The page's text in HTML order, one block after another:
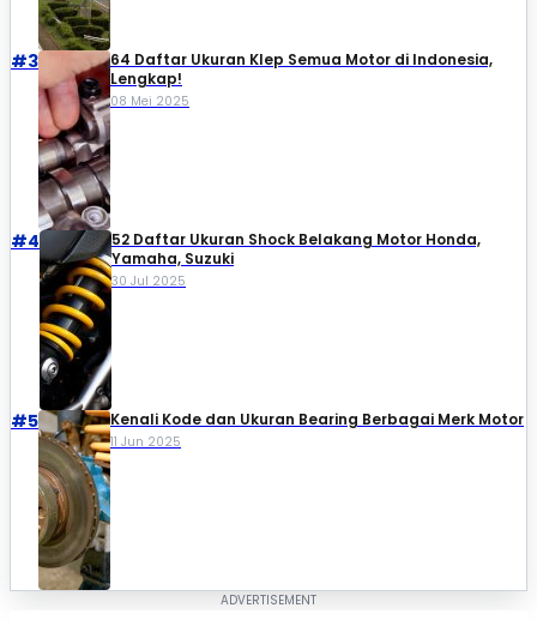
#3
64 Daftar Ukuran Klep Semua Motor di Indonesia,
Lengkap!
08 Mei 2025
#4
52 Daftar Ukuran Shock Belakang Motor Honda,
Yamaha, Suzuki​
30 Jul 2025
#5 Kenali Kode dan Ukuran Bearing Berbagai Merk Motor
11 Jun 2025